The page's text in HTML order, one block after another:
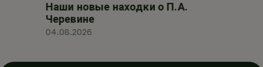
Наши новые находки о П.А.
Черевине
04.08.2026